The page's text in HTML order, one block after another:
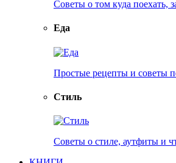
Советы о том куда поехать,
Еда
Простые рецепты и советы
Стиль
Советы о стиле, аутфиты и